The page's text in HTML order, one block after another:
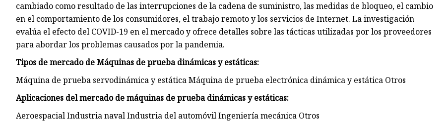
cambiado como resultado de las interrupciones de la cadena de suministro, las medidas de bloqueo, el cambio
en el comportamiento de los consumidores, el trabajo remoto y los servicios de Internet. La investigación
evalúa el efecto del COVID-19 en el mercado y ofrece detalles sobre las tácticas utilizadas por los proveedores
para abordar los problemas causados ​​por la pandemia.
Tipos de mercado de Máquinas de prueba dinámicas y estáticas:
Máquina de prueba servodinámica y estática Máquina de prueba electrónica dinámica y estática Otros
Aplicaciones del mercado de máquinas de prueba dinámicas y estáticas:
Aeroespacial Industria naval Industria del automóvil Ingeniería mecánica Otros